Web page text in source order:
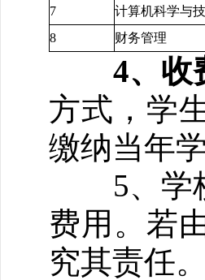
7
计算机科学与
8
财务管理
4、收
方式，学
缴纳当年
5、学校
费用。若
究其责任。